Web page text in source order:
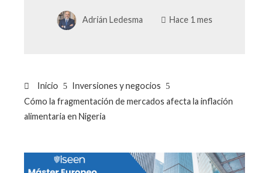
Adrián Ledesma Hace 1 mes
Inicio
Inversiones y negocios
Cómo la fragmentación de mercados afecta la inflación
alimentaria en Nigeria